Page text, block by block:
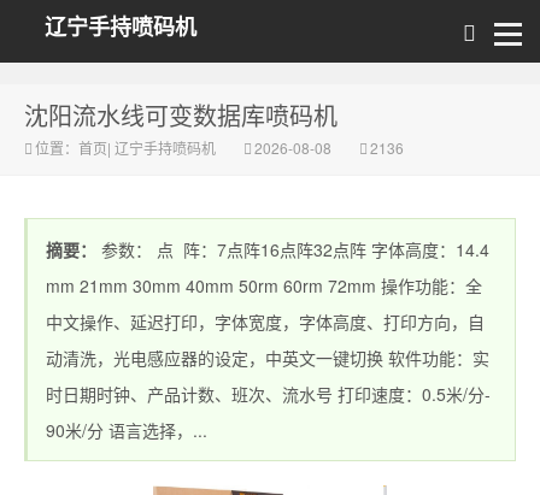
辽宁手持喷码机
沈阳流水线可变数据库喷码机
位置： 首页| 辽宁手持喷码机 2026-08-08 2136
摘要：
参数： 点 阵：7点阵16点阵32点阵 字体高度：14.4
mm 21mm 30mm 40mm 50rm 60rm 72mm 操作功能：全
中文操作、延迟打印，字体宽度，字体高度、打印方向，自
动清洗，光电感应器的设定，中英文一键切换 软件功能：实
时日期时钟、产品计数、班次、流水号 打印速度：0.5米/分-
90米/分 语言选择，...